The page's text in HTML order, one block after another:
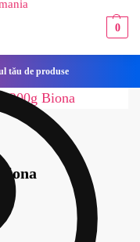
0
tău de produse